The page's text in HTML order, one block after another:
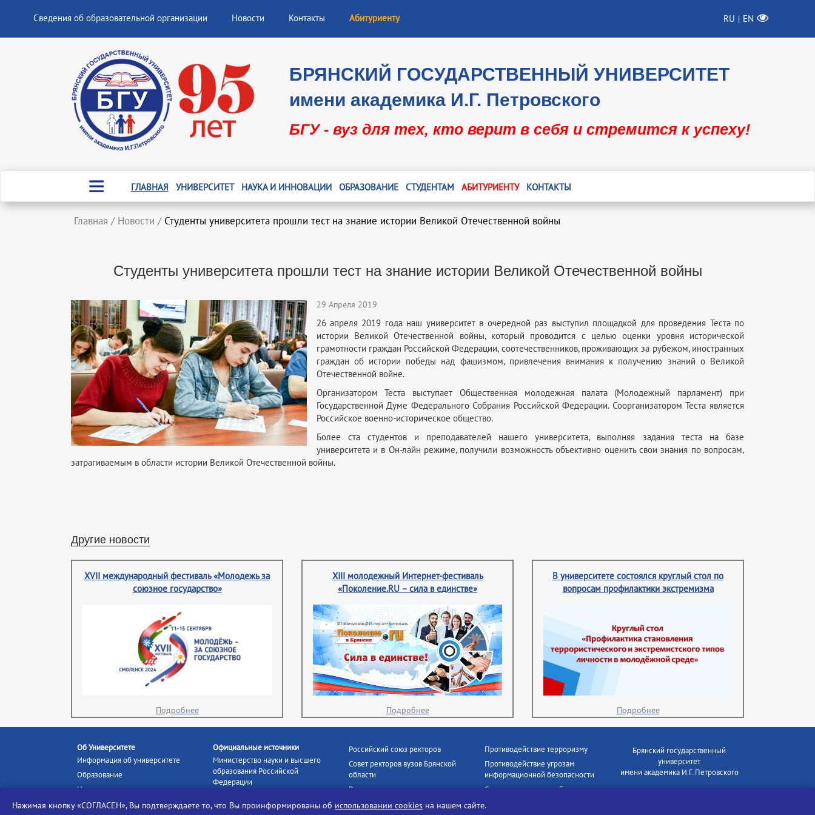
Сведения об образовательной организации Новости Контакты Абитуриенту RU | EN
БРЯНСКИЙ ГОСУДАРСТВЕННЫЙ УНИВЕРСИТЕТ
имени академика И.Г. Петровского
БГУ - вуз для тех, кто верит в себя и стремится к успеху!
ГЛАВНАЯ УНИВЕРСИТЕТ НАУКА И ИННОВАЦИИ ОБРАЗОВАНИЕ СТУДЕНТАМ АБИТУРИЕНТУ КОНТАКТЫ
Главная / Новости / Студенты университета прошли тест на знание истории Великой Отечественной войны
Студенты университета прошли тест на знание истории Великой Отечественной войны
29 Апреля 2019
26 апреля 2019 года наш университет в очередной раз выступил площадкой для проведения Теста по
истории Великой Отечественной войны, который проводится с целью оценки уровня исторической
грамотности граждан Российской Федерации, соотечественников, проживающих за рубежом, иностранных
граждан об истории победы над фашизмом, привлечения внимания к получению знаний о Великой
Отечественной войне.
Организатором Теста выступает Общественная молодежная палата (Молодежный парламент) при
Государственной Думе Федерального Собрания Российской Федерации. Соорганизатором Теста является
Российское военно-историческое общество.
Более ста студентов и преподавателей нашего университета, выполняя задания теста на базе
университета и в Он-лайн режиме, получили возможность объективно оценить свои знания по вопросам,
затрагиваемым в области истории Великой Отечественной войны.
Другие новости
XVII международный фестиваль «Молодежь за
союзное государство»
Подробнее
XIII молодежный Интернет-фестиваль
«Поколение.RU – сила в единстве»
Подробнее
В университете состоялся круглый стол по
вопросам профилактики экстремизма
Подробнее
Об Университете
Информация об университете
Образование
Наука и инновации
Абитуриенту
Официальные источники
Министерство науки и высшего
образования Российской
Федерации
Портал «Российское
Российский союз ректоров
Совет ректоров вузов Брянской
области
Росстудцентр
Наши партнёры
Противодействие терроризму
Противодействие угрозам
информационной безопасности
Социальные ролики - Генеральная
Брянский государственный
университет
имени академика И.Г. Петровского
Нажимая кнопку «СОГЛАСЕН», Вы подтверждаете то, что Вы проинформированы об использовании cookies на нашем сайте.